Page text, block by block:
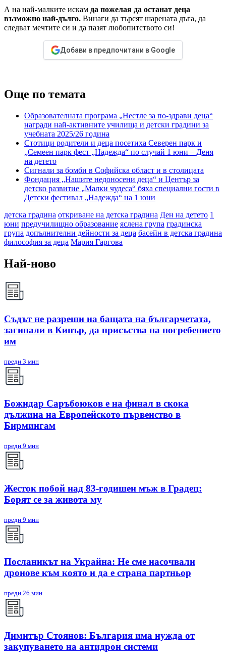
А на най-малките искам да пожелая да останат деца
възможно най-дълго. Винаги да търсят шарената дъга, да
следват мечтите си и да пазят любопитството си!
Добави в предпочитани в Google
Още по темата
Образователната програма „Нестле за по-здрави деца“
награди най-активните училища и детски градини за
учебната 2025/26 година
Стотици родители и деца посетиха Северен парк и
„Семеен парк фест „Надежда“ по случай 1 юни – Деня
на детето
Сигнали за бомби в Софийска област и в столицата
Фондация „Нашите недоносени деца“ и Център за
детско развитие „Малки чудеса“ бяха специални гости в
Детски фестивал „Надежда“ на 1 юни
детска градина откриване на детска градина Ден на детето 1
юни предучилищно образование яслена група градинска
група допълнителни дейности за деца басейн в детска градина
философия за деца Мария Гаргова
Най-ново
Съдът не разреши на бащата на българчетата,
загинали в Кипър, да присъства на погребението
им
преди 3 мин
Божидар Саръбоюков е на финал в скока
дължина на Европейското първенство в
Бирмингам
преди 9 мин
Жесток побой над 83-годишен мъж в Градец:
Борят се за живота му
преди 9 мин
Посланикът на Украйна: Не сме насочвали
дронове към която и да е страна партньор
преди 26 мин
Димитър Стоянов: България има нужда от
закупуването на антидрон системи